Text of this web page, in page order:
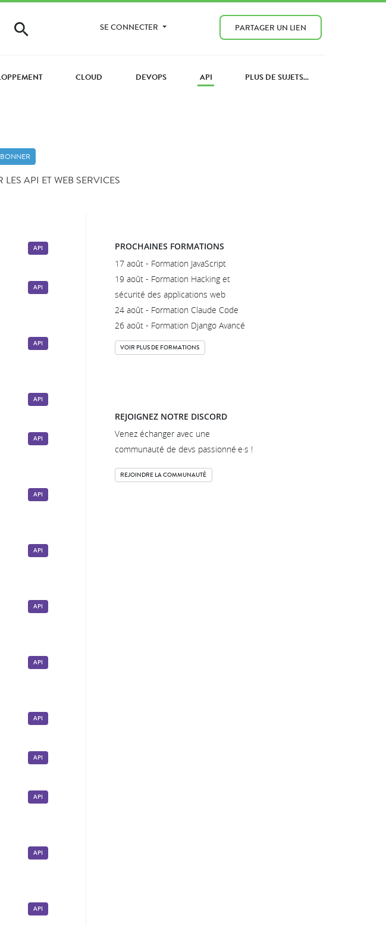
SE CONNECTER PARTAGER UN LIEN
CLOUD DEVOPS API PLUS DE SUJETS...
LES API ET WEB SERVICES
API
API
API
API
API
API
API
API
API
API
API
API
API
API
PROCHAINES FORMATIONS
17 août - Formation JavaScript
19 août - Formation Hacking et
sécurité des applications web
24 août - Formation Claude Code
26 août - Formation Django Avancé
VOIR PLUS DE FORMATIONS
REJOIGNEZ NOTRE DISCORD
Venez échanger avec une
communauté de devs passionné·e·s !
REJOINDRE LA COMMUNAUTÉ